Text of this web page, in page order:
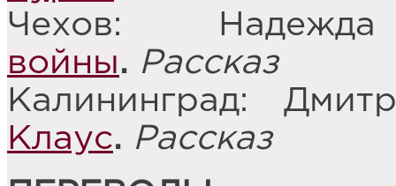
Чехов:
войны. Рассказ
Калининград:
Клаус. Рассказ